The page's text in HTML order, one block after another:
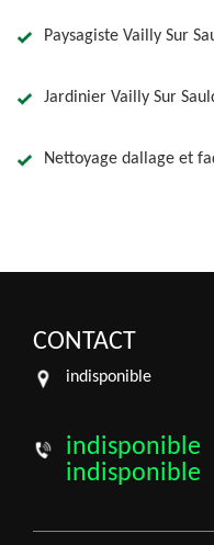
Paysagiste Vailly Sur
Jardinier Vailly Sur
Nettoyage dallage et
CONTACT
indisponible
indisponible
indisponible